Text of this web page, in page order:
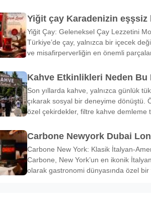
Yiğit çay Karadenizin eşşsiz
Yiğit Çay: Geleneksel Çay Lezzetini
Türkiye’de çay, yalnızca bir içecek
ve misafirperverliğin en önemli
Kahve Etkinlikleri Neden Bu
Son yıllarda kahve, yalnızca günlük
çıkarak sosyal bir deneyime dönüştü.
özel çekirdekler, filtre kahve demleme
Carbone Newyork Dubai
Carbone New York: Klasik İtalyan-
Carbone, New York’un en ikonik
olarak gastronomi dünyasında özel